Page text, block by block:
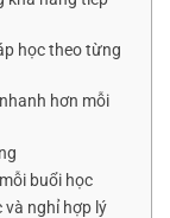
học theo từng
hơn mỗi
buổi học
và nghỉ hợp lý